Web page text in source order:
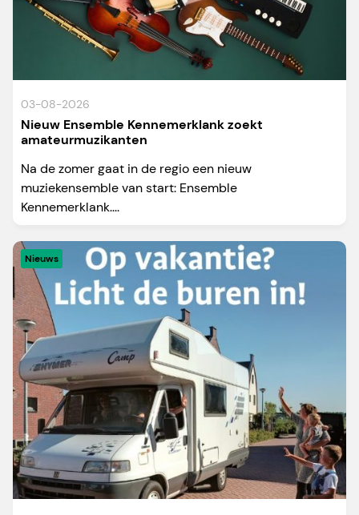
03-08-2026
Nieuw Ensemble Kennemerklank zoekt
amateurmuzikanten
Na de zomer gaat in de regio een nieuw
muziekensemble van start: Ensemble
Kennemerklank....
Nieuws